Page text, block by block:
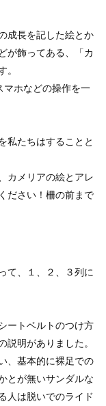
成長を記した絵とか
が飾ってある、「カ
。
ホなどの操作を一
私たちはすることと
カメリアの絵とアレ
ださい！柵の前まで
て、１、２、３列に
ートベルトのつけ方
説明がありました。
、基本的に裸足での
とが無いサンダルな
人は脱いでのライド